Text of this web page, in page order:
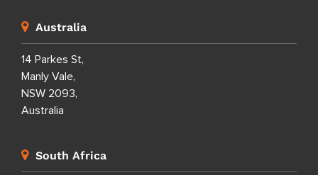
Australia
14 Parkes St,
Manly Vale,
NSW 2093,
Australia
South Africa